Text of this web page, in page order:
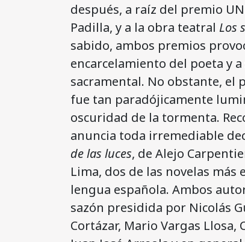
después, a raíz del premio
Padilla, y a la obra teatral Los
sabido, ambos premios
encarcelamiento del poeta y
sacramental. No obstante, el
fue tan paradójicamente
oscuridad de la tormenta.
anuncia toda irremediable
de las luces, de Alejo
Lima, dos de las novelas
lengua española. Ambos
sazón presidida por Nicolás
Cortázar, Mario Vargas Llosa,